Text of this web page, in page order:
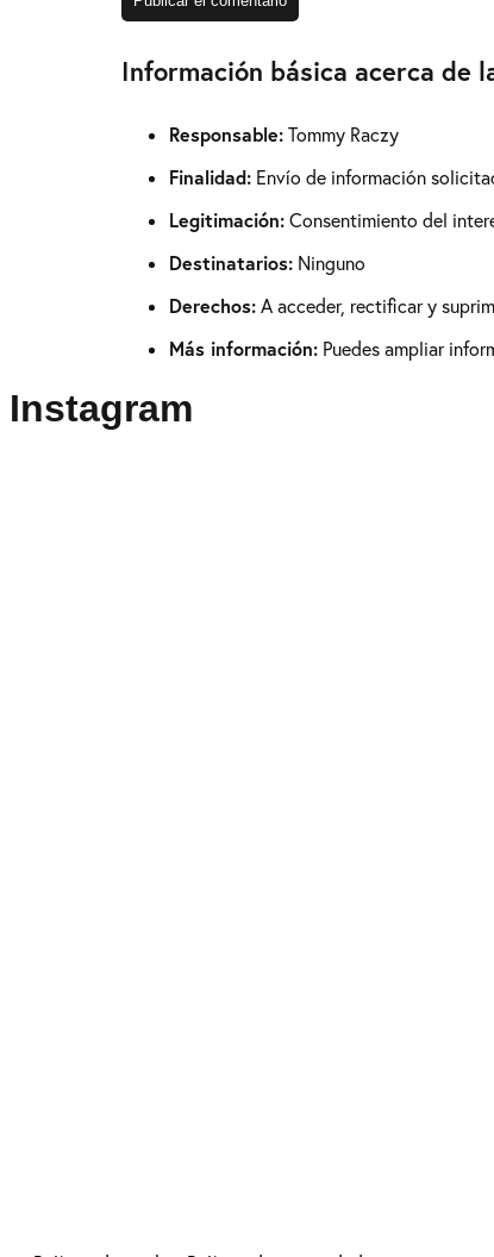
Información básica acerca de
Responsable: Tommy Raczy
Finalidad: Envío de información
Legitimación: Consentimiento del
Destinatarios: Ninguno
Derechos: A acceder, rectificar y
Más información: Puedes ampliar
Instagram